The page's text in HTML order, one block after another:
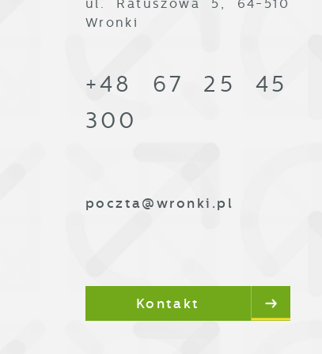
ul. Ratuszowa 5, 64-510
Wronki
+48 67 25 45
300
poczta@wronki.pl
Kontakt